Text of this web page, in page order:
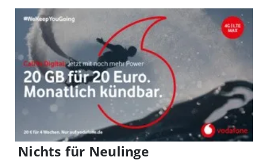
Nichts für Neulinge